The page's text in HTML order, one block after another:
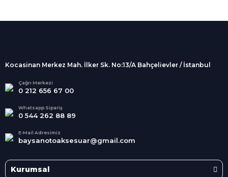
Alışveriş
kargolanmaktadır.
Tüm Kredi Kartlarına taksit
seçenekleri
Kocasinan Merkez Mah. İlker Sk. No:13/A Bahçelievler / İstanbul
Çağrı Merkezi
0 212 656 67 00
Whatsapp Sipariş
0 544 262 88 89
E-Mail Adresimiz
baysanotoaksesuar@gmail.com
Kurumsal